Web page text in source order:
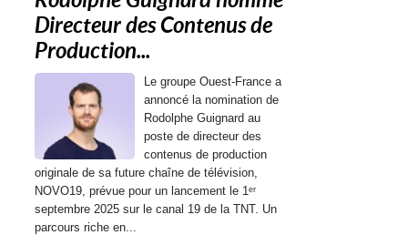
Directeur des Contenus de
Production...
Le groupe Ouest-France a
annoncé la nomination de
Rodolphe Guignard au
poste de directeur des
contenus de production
originale de sa future chaîne de télévision,
NOVO19, prévue pour un lancement le 1ᵉʳ
septembre 2025 sur le canal 19 de la TNT. Un
parcours riche en...